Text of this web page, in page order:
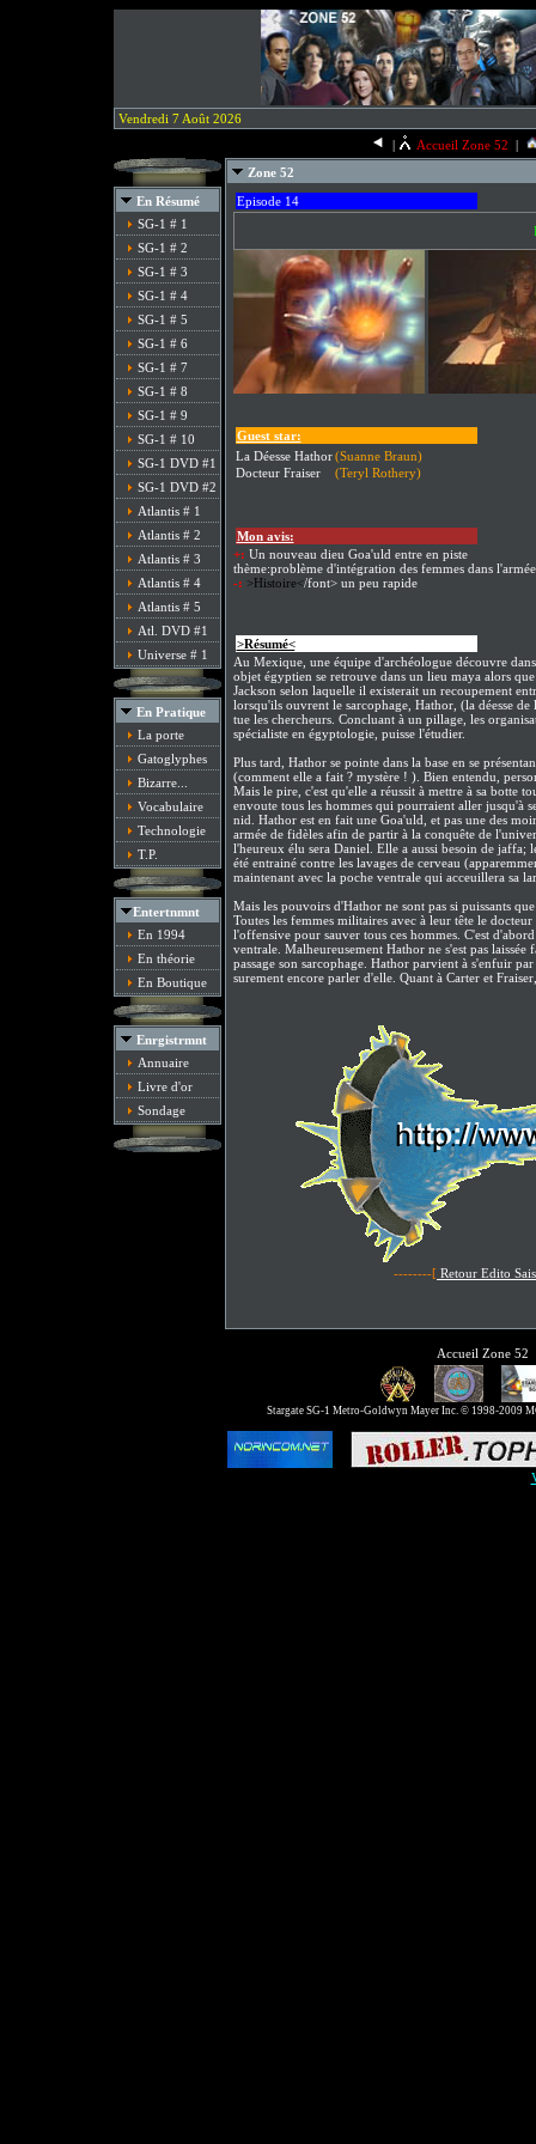
Vendredi 7 Août 2026
|
Accueil Zone 52 |
En Résumé
SG-1 # 1
SG-1 # 2
SG-1 # 3
SG-1 # 4
SG-1 # 5
SG-1 # 6
SG-1 # 7
SG-1 # 8
SG-1 # 9
SG-1 # 10
SG-1 DVD #1
SG-1 DVD #2
Atlantis # 1
Atlantis # 2
Atlantis # 3
Atlantis # 4
Atlantis # 5
Atl. DVD #1
Universe # 1
En Pratique
La porte
Gatoglyphes
Bizarre...
Vocabulaire
Technologie
T.P.
Entertnmnt
En 1994
En théorie
En Boutique
Enrgistrmnt
Annuaire
Livre d'or
Sondage
Zone 52
Episode 14
Guest star:
La Déesse Hathor (Suanne Braun)
Docteur Fraiser
(Teryl Rothery)
Mon avis:
+: Un nouveau dieu Goa'uld entre en piste
thème:problème d'intégration des femmes dans l'armée
-: >Histoire</font> un peu rapide
>Résumé</font>:
Au Mexique, une équipe d'archéologue découvre
objet égyptien se retrouve dans un lieu maya alors
Jackson selon laquelle il existerait un recoupement
lorsqu'ils ouvrent le sarcophage, Hathor, (la déesse
tue les chercheurs. Concluant à un pillage, les
spécialiste en égyptologie, puisse l'étudier.
Plus tard, Hathor se pointe dans la base en se
(comment elle a fait ? mystère ! ). Bien entendu,
Mais le pire, c'est qu'elle a réussit à mettre à sa botte
envoute tous les hommes qui pourraient aller jusqu'à
nid. Hathor est en fait une Goa'uld, et pas une des
armée de fidèles afin de partir à la conquête de
l'heureux élu sera Daniel. Elle a aussi besoin de
été entrainé contre les lavages de cerveau
maintenant avec la poche ventrale qui acceuillera sa
Mais les pouvoirs d'Hathor ne sont pas si puissants
Toutes les femmes militaires avec à leur tête le
l'offensive pour sauver tous ces hommes. C'est
ventrale. Malheureusement Hathor ne s'est pas
passage son sarcophage. Hathor parvient à s'enfuir
surement encore parler d'elle. Quant à Carter et
--------[ Retour Edito
Accueil Zone 52
Stargate SG-1 Metro-Goldwyn Mayer Inc. © 1998-2009